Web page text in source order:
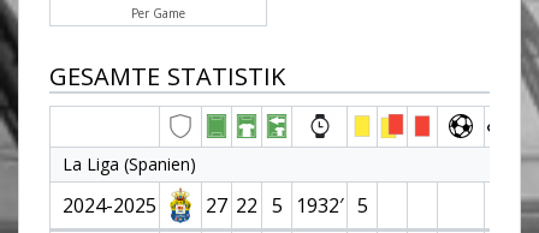
Per Game
GESAMTE STATISTIK
La Liga (Spanien)
2024-2025 27 22 5 1932′ 5